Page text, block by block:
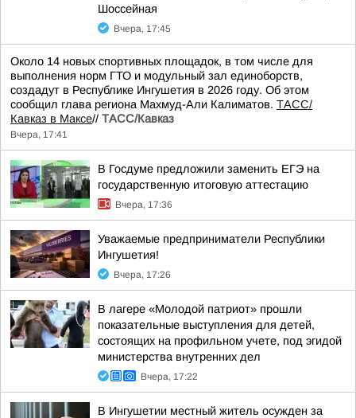
Шоссейная
Вчера, 17:45
Около 14 новых спортивных площадок, в том числе для
выполнения норм ГТО и модульный зал единоборств,
создадут в Республике Ингушетия в 2026 году. Об этом
сообщил глава региона Махмуд-Али Калиматов. ТАСС/
Кавказ в Максе// ТАСС/Кавказ
Вчера, 17:41
В Госдуме предложили заменить ЕГЭ на
государственную итоговую аттестацию
Вчера, 17:36
Уважаемые предприниматели Республики
Ингушетия!
Вчера, 17:26
В лагере «Молодой патриот» прошли
показательные выступления для детей,
состоящих на профильном учете, под эгидой
министерства внутренних дел
Вчера, 17:22
В Ингушетии местный житель осужден за